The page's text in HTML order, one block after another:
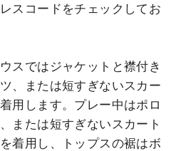
スコードをチェックしてお
スではジャケットと襟付き
、または短すぎないスカー
用します。プレー中はポロ
または短すぎないスカート
着用し、トップスの裾はボ